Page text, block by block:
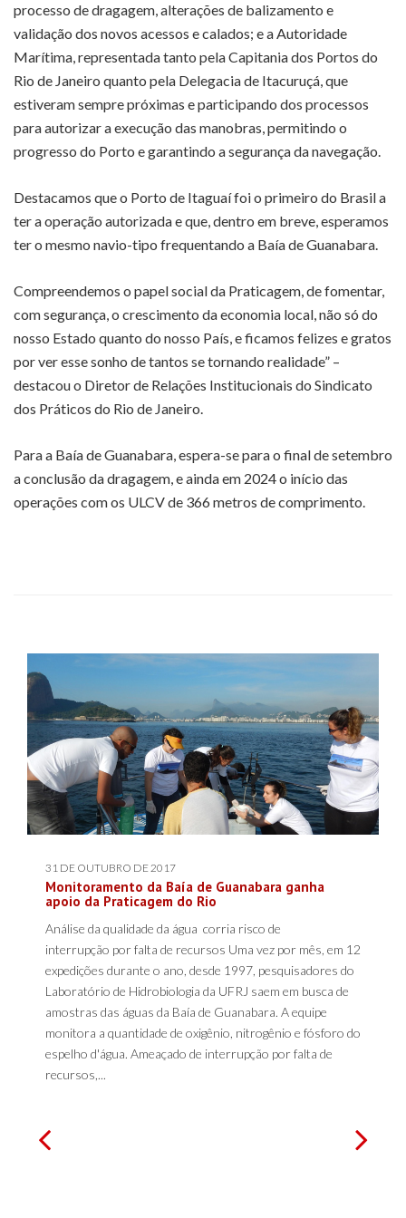
processo de dragagem, alterações de balizamento e
validação dos novos acessos e calados; e a Autoridade
Marítima, representada tanto pela Capitania dos Portos do
Rio de Janeiro quanto pela Delegacia de Itacuruçá, que
estiveram sempre próximas e participando dos processos
para autorizar a execução das manobras, permitindo o
progresso do Porto e garantindo a segurança da navegação.
Destacamos que o Porto de Itaguaí foi o primeiro do Brasil a
ter a operação autorizada e que, dentro em breve, esperamos
ter o mesmo navio-tipo frequentando a Baía de Guanabara.
Compreendemos o papel social da Praticagem, de fomentar,
com segurança, o crescimento da economia local, não só do
nosso Estado quanto do nosso País, e ficamos felizes e gratos
por ver esse sonho de tantos se tornando realidade” –
destacou o Diretor de Relações Institucionais do Sindicato
dos Práticos do Rio de Janeiro.
Para a Baía de Guanabara, espera-se para o final de setembro
a conclusão da dragagem, e ainda em 2024 o início das
operações com os ULCV de 366 metros de comprimento.
31 DE OUTUBRO DE 2017
Monitoramento da Baía de Guanabara ganha
apoio da Praticagem do Rio
Análise da qualidade da água corria risco de
interrupção por falta de recursos Uma vez por mês, em 12
expedições durante o ano, desde 1997, pesquisadores do
Laboratório de Hidrobiologia da UFRJ saem em busca de
amostras das águas da Baía de Guanabara. A equipe
monitora a quantidade de oxigênio, nitrogênio e fósforo do
espelho d'água. Ameaçado de interrupção por falta de
recursos,...